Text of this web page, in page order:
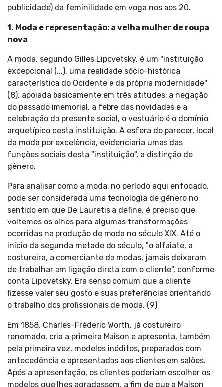
publicidade) da feminilidade em voga nos aos 20.
1. Moda e representação: a velha mulher de roupa
nova
A moda, segundo Gilles Lipovetsky, é um "instituição
excepcional (...), uma realidade sócio-histórica
característica do Ocidente e da própria modernidade"
(8), apoiada basicamente em três atitudes: a negação
do passado imemorial, a febre das novidades e a
celebração do presente social, o vestuário é o domínio
arquetípico desta instituição. A esfera do parecer, local
da moda por excelência, evidenciaria umas das
funções sociais desta "instituição", a distinção de
gênero.
Para analisar como a moda, no período aqui enfocado,
pode ser considerada uma tecnologia de gênero no
sentido em que De Lauretis a define, é preciso que
voltemos os olhos para algumas transformações
ocorridas na produção de moda no século XIX. Até o
início da segunda metade do século, "o alfaiate, a
costureira, a comerciante de modas, jamais deixaram
de trabalhar em ligação direta com o cliente", conforme
conta Lipovetsky, Era senso comum que a cliente
fizesse valer seu gosto e suas preferências orientando
o trabalho dos profissionais de moda. (9)
Em 1858, Charles-Fréderic Worth, já costureiro
renomado, cria a primeira Maison e apresenta, também
pela primeira vez, modelos inéditos, preparados com
antecedência e apresentados aos clientes em salões.
Após a apresentação, os clientes poderiam escolher os
modelos que lhes agradassem, a fim de que a Maison